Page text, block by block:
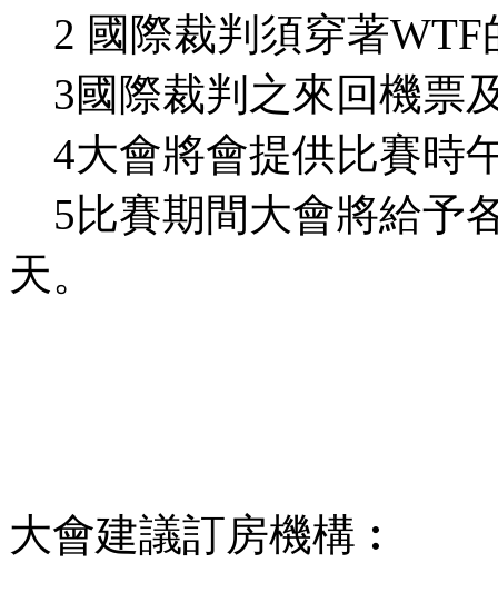
2 國際裁判須穿著WTF
3國際裁判之來回機票
4大會將會提供比賽時
5比賽期間大會將給予
天。
大會建議訂房機構︰